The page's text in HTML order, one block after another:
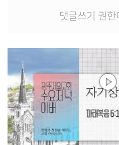
댓글쓰기 권한